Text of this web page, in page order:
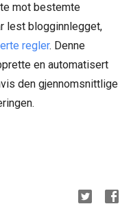
mot bestemte
lest blogginnlegget,
regler. Denne
en automatisert
den gjennomsnittlige